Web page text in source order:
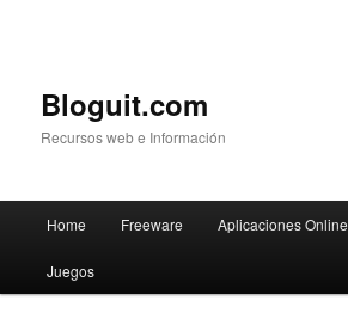
Bloguit.com
Recursos web e Información
Skip
to
Home Freeware Aplicaciones Online
Juegos